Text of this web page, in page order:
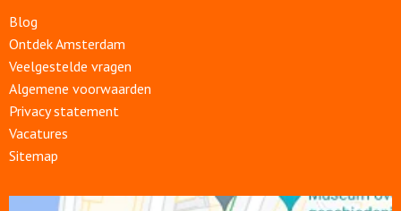
Blog
Ontdek Amsterdam
Veelgestelde vragen
Algemene voorwaarden
Privacy statement
Vacatures
Sitemap